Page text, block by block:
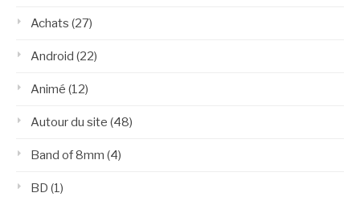
Achats (27)
Android (22)
Animé (12)
Autour du site (48)
Band of 8mm (4)
BD (1)